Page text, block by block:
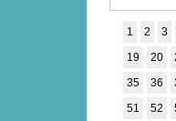
1 2 3
19
20
35
36
51
52